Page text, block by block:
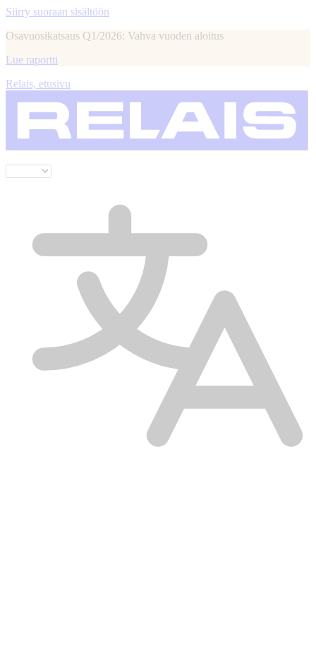
Siirry suoraan sisältöön
Osavuosikatsaus Q1/2026: Vahva vuoden aloitus
Lue raportti
Relais, etusivu